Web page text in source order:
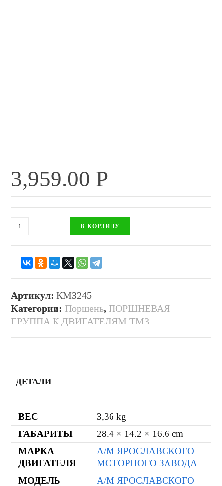
3,959.00 Р
В КОРЗИНУ
Артикул:КМЗ245
Категории: Поршень, ПОРШНЕВАЯ
ГРУППА К ДВИГАТЕЛЯМ ТМЗ
ДЕТАЛИ
ВЕС
3,36 kg
ГАБАРИТЫ
28.4 × 14.2 × 16.6 cm
МАРКА
ДВИГАТЕЛЯ
А/М ЯРОСЛАВСКОГО
МОТОРНОГО ЗАВОДА
МОДЕЛЬ
А/М ЯРОСЛАВСКОГО